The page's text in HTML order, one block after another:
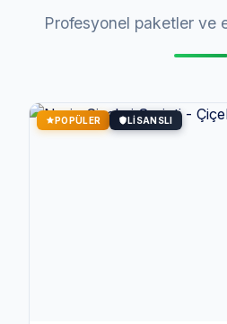
Profesyonel paketler ve
POPÜLER LISANSLI